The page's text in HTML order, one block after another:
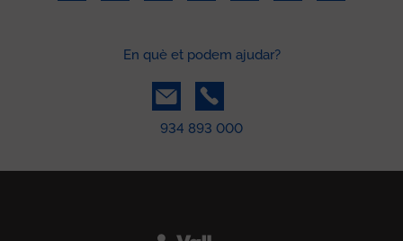
En què et podem ajudar?
934 893 000